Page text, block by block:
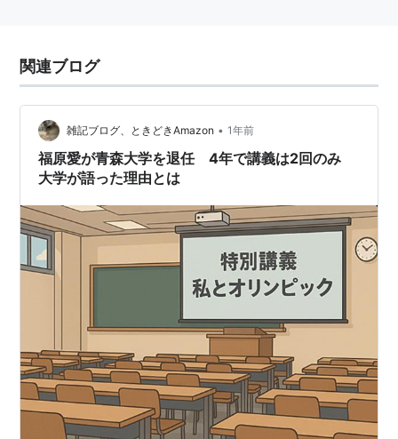
関連ブログ
雑記ブログ、ときどきAmazon • 1年前
福原愛が青森大学を退任 4年で講義は2回のみ
大学が語った理由とは